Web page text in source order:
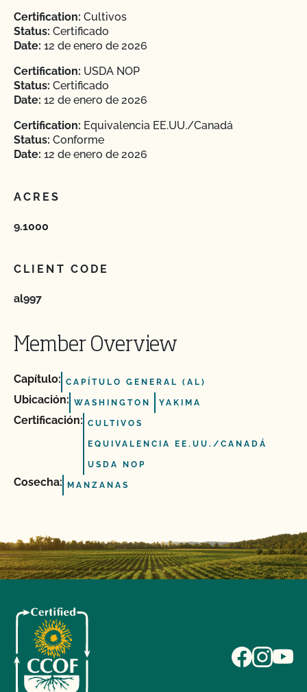
Certification: Cultivos
Status: Certificado
Date: 12 de enero de 2026
Certification: USDA NOP
Status: Certificado
Date: 12 de enero de 2026
Certification: Equivalencia EE.UU./Canadá
Status: Conforme
Date: 12 de enero de 2026
ACRES
9.1000
CLIENT CODE
al997
Member Overview
Capítulo: CAPÍTULO GENERAL (AL)
Ubicación: WASHINGTON YAKIMA
Certificación: CULTIVOS
EQUIVALENCIA EE.UU./CANADÁ
USDA NOP
Cosecha: MANZANAS